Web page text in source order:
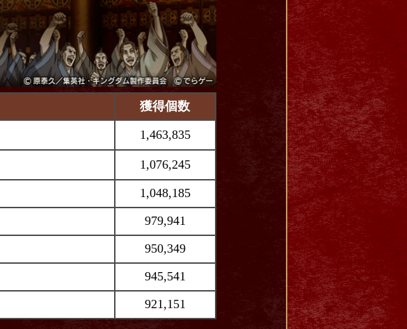
獲得個数
1,463,835
1,076,245
1,048,185
979,941
950,349
945,541
921,151